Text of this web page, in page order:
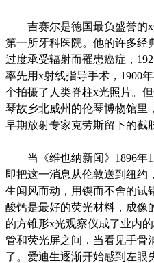
吉赛尔是德国最负盛誉的x
第一所牙科医院。他的许多经
过度承受辐射而罹患癌症，
率先用x射线指导手术，1900
个拍摄了人类脊柱x光照片。
琴故乡北威州的伦琴博物馆里
早期放射专家克劳斯留下的截
当《维也纳新闻》1896年1
即把这一消息从伦敦送到纽约
生闻风而动，用锲而不舍的试
酸钙是最好的荧光材料，成像
的方锥形x光观察仪成了业内
管和荧光屏之间，当看见手骨
了。爱迪生逐渐开始感到左眼